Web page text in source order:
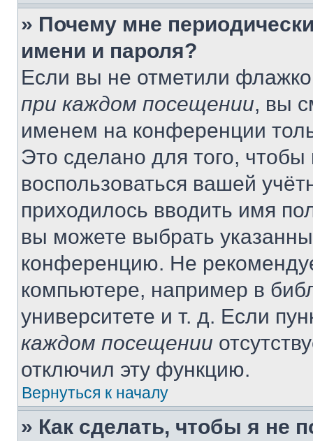
» Почему мне
имени и пароля?
Если вы не отметили
при каждом посещении, вы
именем на конференции
Это сделано для того, чтобы
воспользоваться вашей
приходилось вводить имя
вы можете выбрать
конференцию. Не
компьютере, например в
университете и т. д. Если
каждом посещении
отключил эту функцию.
Вернуться к началу
» Как сделать, чтобы я не